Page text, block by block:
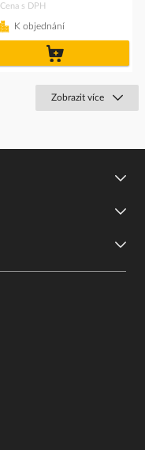
Cena s DPH
K objednání
Zobrazit více